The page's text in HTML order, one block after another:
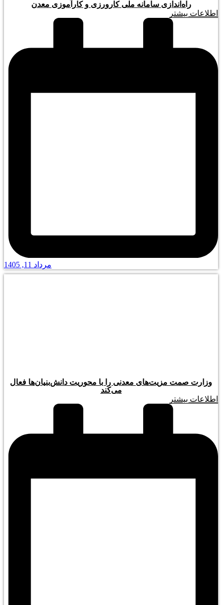
راه‌اندازی سامانه ملی کارورزی و کارآموزی معدن
اطلاعات بیشتر
مرداد 11, 1405
وزارت صمت مزیت‌های معدنی را با محوریت دانش‌بنیان‌ها فعال
می‌کند
اطلاعات بیشتر